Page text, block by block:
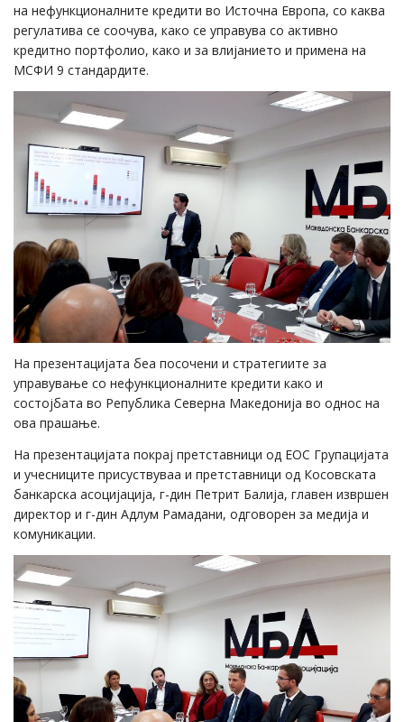
на нефункционалните кредити во Источна Европа, со каква
регулатива се соочува, како се управува со активно
кредитно портфолио, како и за влијанието и примена на
МСФИ 9 стандардите.
На презентацијата беа посочени и стратегиите за
управување со нефункционалните кредити како и
состојбата во Република Северна Македонија во однос на
ова прашање.
На презентацијата покрај претставници од ЕОС Групацијата
и учесниците присуствуваа и претставници од Косовската
банкарска асоцијација, г-дин Петрит Балија, главен извршен
директор и г-дин Адлум Рамадани, одговорен за медија и
комуникации.